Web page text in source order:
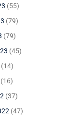
(55)
(79)
(79)
(45)
(14)
(16)
(37)
(47)